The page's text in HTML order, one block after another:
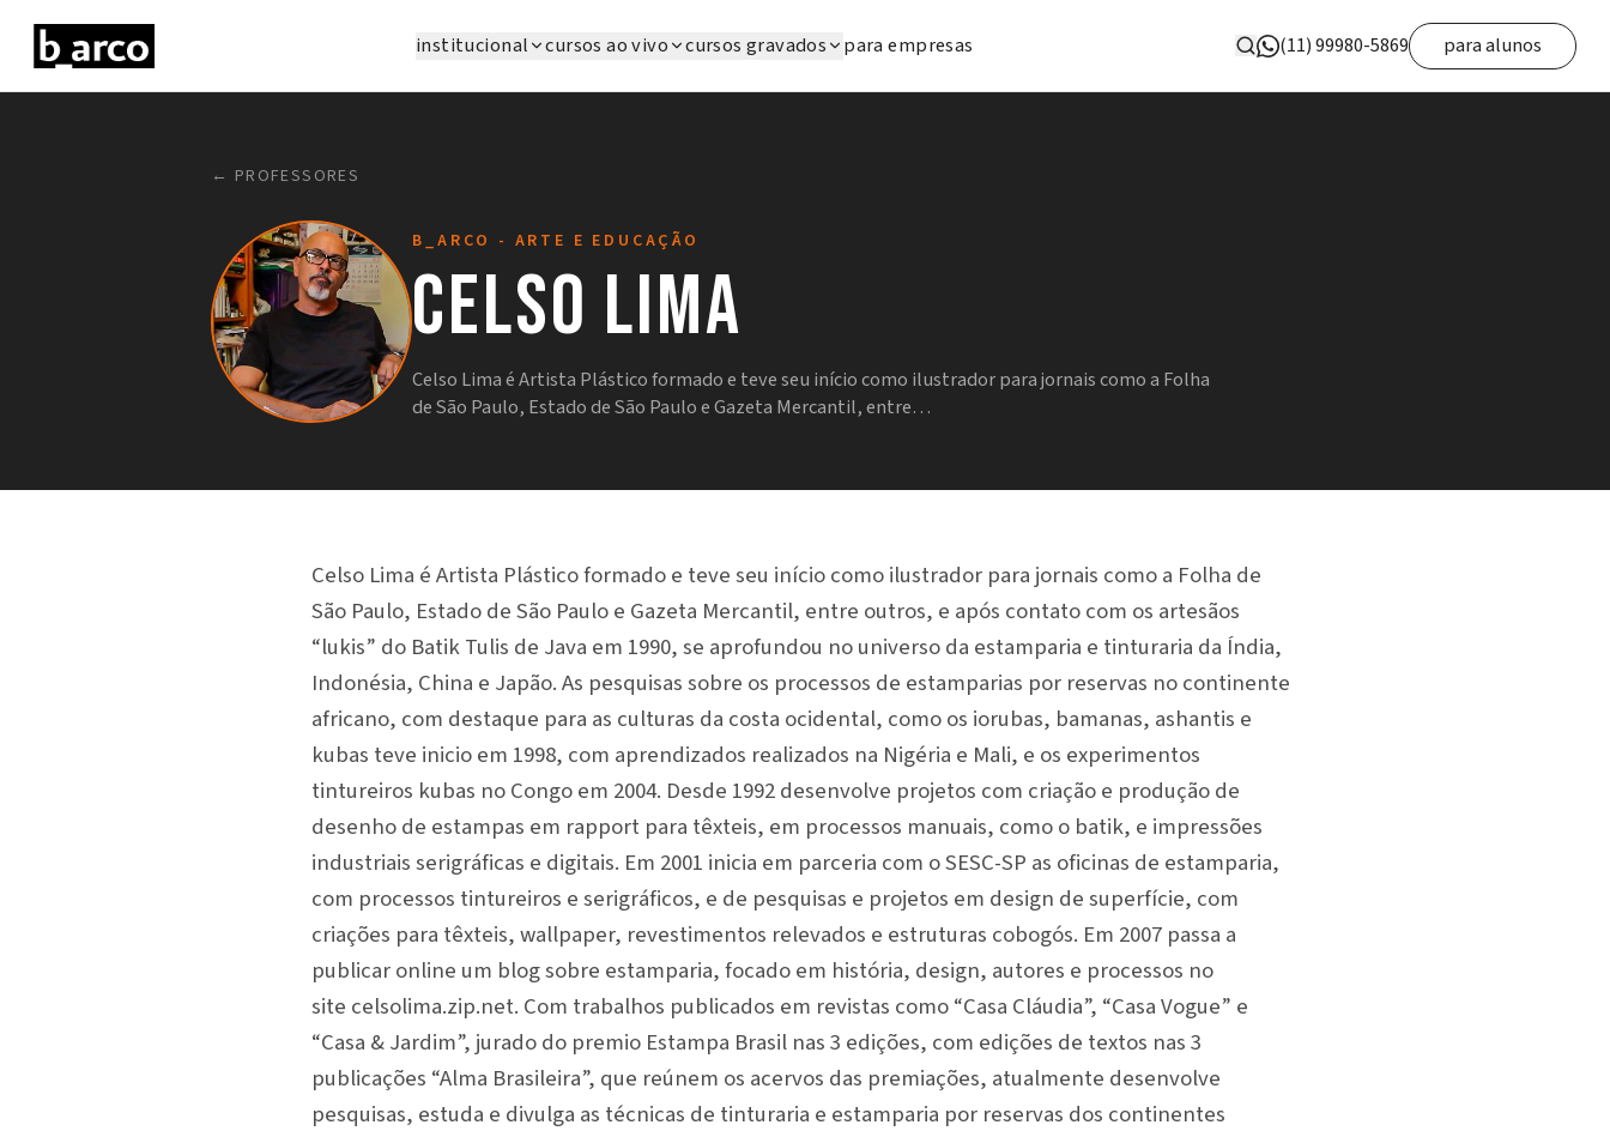
institucional cursos ao vivo cursos gravados para empresas (11) 99980-5869 para alunos
← PROFESSORES
B_ARCO - ARTE E EDUCAÇÃO
Celso Lima
Celso Lima é Artista Plástico formado e teve seu início como ilustrador para jornais como a Folha
de São Paulo, Estado de São Paulo e Gazeta Mercantil, entre…
Celso Lima é Artista Plástico formado e teve seu início como ilustrador para jornais como a Folha de
São Paulo, Estado de São Paulo e Gazeta Mercantil, entre outros, e após contato com os artesãos
“lukis” do Batik Tulis de Java em 1990, se aprofundou no universo da estamparia e tinturaria da Índia,
Indonésia, China e Japão. As pesquisas sobre os processos de estamparias por reservas no continente
africano, com destaque para as culturas da costa ocidental, como os iorubas, bamanas, ashantis e
kubas teve inicio em 1998, com aprendizados realizados na Nigéria e Mali, e os experimentos
tintureiros kubas no Congo em 2004. Desde 1992 desenvolve projetos com criação e produção de
desenho de estampas em rapport para têxteis, em processos manuais, como o batik, e impressões
industriais serigráficas e digitais. Em 2001 inicia em parceria com o SESC-SP as oficinas de estamparia,
com processos tintureiros e serigráficos, e de pesquisas e projetos em design de superfície, com
criações para têxteis, wallpaper, revestimentos relevados e estruturas cobogós. Em 2007 passa a
publicar online um blog sobre estamparia, focado em história, design, autores e processos no
site celsolima.zip.net. Com trabalhos publicados em revistas como “Casa Cláudia”, “Casa Vogue” e
“Casa & Jardim”, jurado do premio Estampa Brasil nas 3 edições, com edições de textos nas 3
publicações “Alma Brasileira”, que reúnem os acervos das premiações, atualmente desenvolve
pesquisas, estuda e divulga as técnicas de tinturaria e estamparia por reservas dos continentes